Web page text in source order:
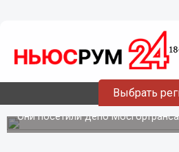
Выбрать
20.05.201917:09
Нижегородские
вторую партию
Они посетили депо